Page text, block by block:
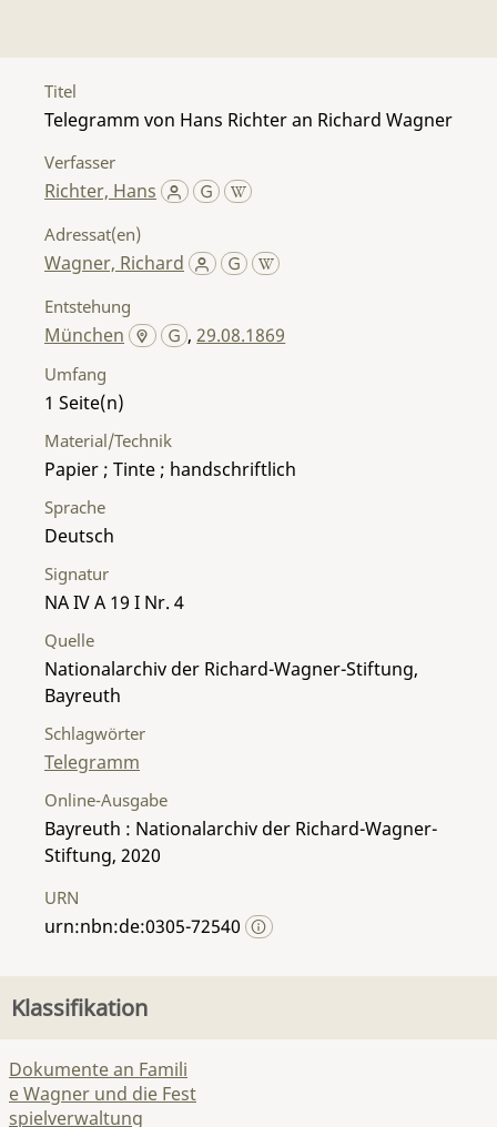
Titel
Telegramm von Hans Richter an Richard Wagner
Verfasser
Richter, Hans
Adressat(en)
Wagner, Richard
Entstehung
München ,29.08.1869
Umfang
1
Material/Technik
Papier ; Tinte ; handschriftlich
Sprache
Deutsch
Signatur
NA IV A 19 I Nr. 4
Quelle
Nationalarchiv der Richard-Wagner-Stiftung,
Bayreuth
Schlagwörter
Telegramm
Online-Ausgabe
Bayreuth : Nationalarchiv der Richard-Wagner-
Stiftung, 2020
URN
urn:nbn:de:0305-72540
Klassifikation
Dokumente an Famili
e Wagner und die Fest
spielverwaltung